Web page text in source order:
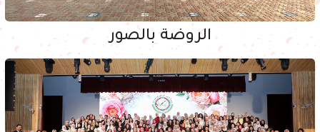
الروضة بالصور